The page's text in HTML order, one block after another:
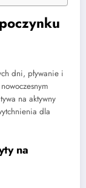
dni, pływanie i
na aktywny
dla
na